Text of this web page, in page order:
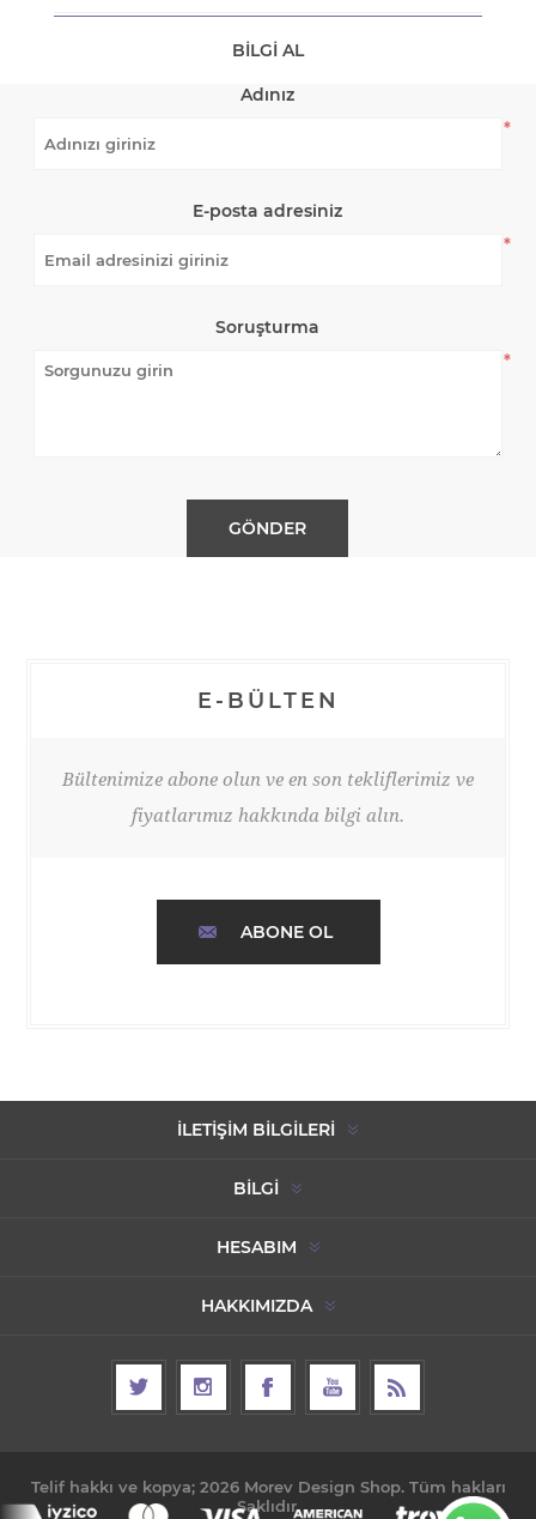
BILGI AL
Adınız
*
E-posta adresiniz
*
Soruşturma
*
E-BÜLTEN
Bültenimize abone olun ve en son tekliflerimiz ve
fiyatlarımız hakkında bilgi alın.
ABONE OL
İLETIŞIM BILGILERI
BILGI
HESABIM
HAKKIMIZDA
Telif hakkı ve kopya; 2026 Morev Design Shop. Tüm hakları
Saklıdır.